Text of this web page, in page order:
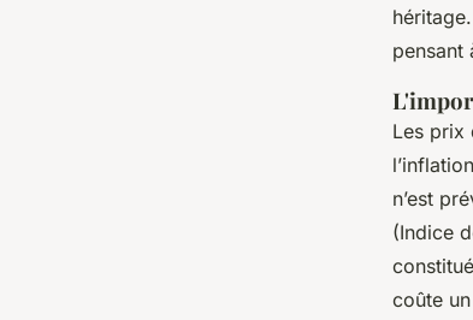
pensant
Les prix
n’est
(Indice
coûte